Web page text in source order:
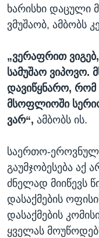
ხარისხი დაცული
ვმუშაობ, ამბობს
„ვერაფრით
სამუშაო ვიპოვო.
დავიწყნარო,
მსოფლიოში
ვარ“, ამბობს ის.
საერთო-
გაუმჯობესება აქ
ძნელად მიიწევს
დასაქმების
დასაქმების
ყველას